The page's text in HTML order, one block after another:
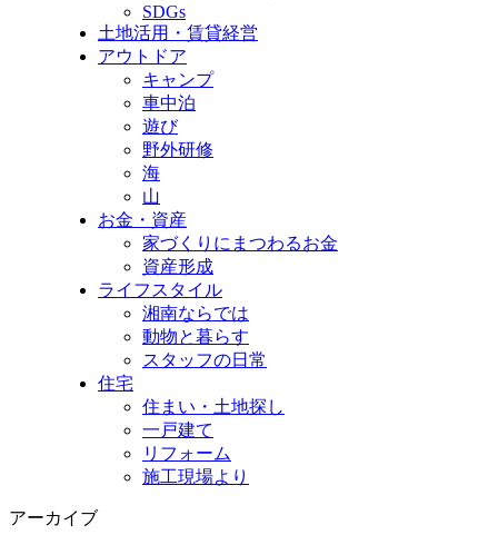
SDGs
土地活用・賃貸経営
アウトドア
キャンプ
車中泊
遊び
野外研修
海
山
お金・資産
家づくりにまつわるお金
資産形成
ライフスタイル
湘南ならでは
動物と暮らす
スタッフの日常
住宅
住まい・土地探し
一戸建て
リフォーム
施工現場より
アーカイブ